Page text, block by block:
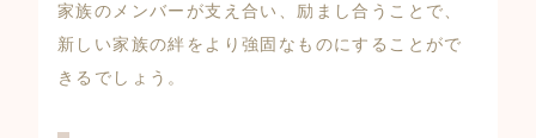
家族のメンバーが支え合い、励まし合うことで、
新しい家族の絆をより強固なものにすることがで
きるでしょう。